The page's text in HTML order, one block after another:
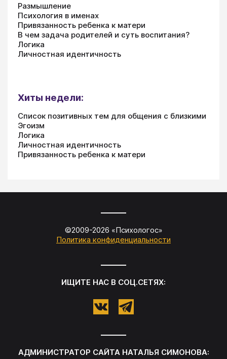
Размышление
Психология в именах
Привязанность ребенка к матери
В чем задача родителей и суть воспитания?
Логика
Личностная идентичность
Хиты недели:
Список позитивных тем для общения с близкими
Эгоизм
Логика
Личностная идентичность
Привязанность ребенка к матери
©2009-2026 «Психологос»
Политика конфиденциальности
ИЩИТЕ НАС В СОЦ.СЕТЯХ:
АДМИНИСТРАТОР САЙТА НАТАЛЬЯ СИМОНОВА: